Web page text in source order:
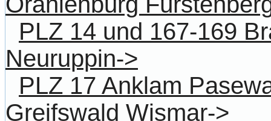
PLZ 14 und 167-169
Neuruppin->
PLZ 17 Anklam
Greifswald Wismar->